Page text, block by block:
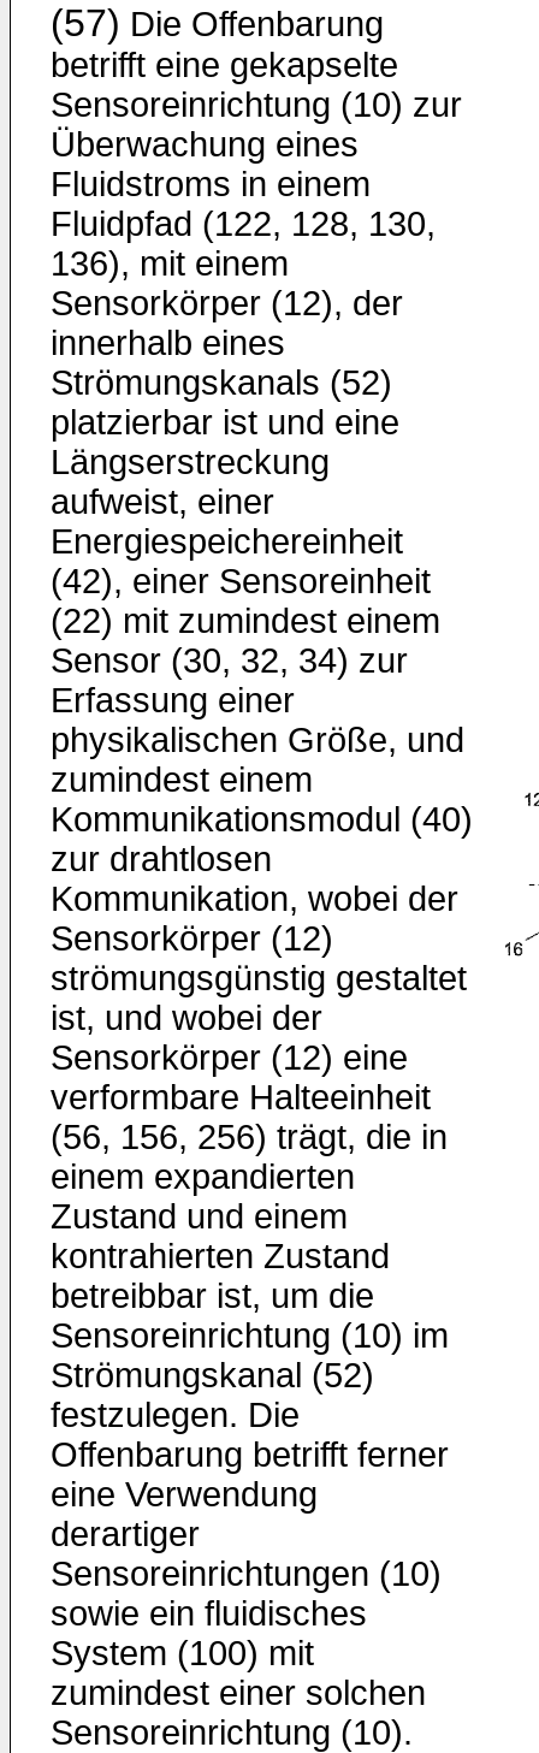
(57) Die Offenbarung
betrifft eine gekapselte
Sensoreinrichtung (10) zur
Überwachung eines
Fluidstroms in einem
Fluidpfad (122, 128, 130,
136), mit einem
Sensorkörper (12), der
innerhalb eines
Strömungskanals (52)
platzierbar ist und eine
Längserstreckung
aufweist, einer
Energiespeichereinheit
(42), einer Sensoreinheit
(22) mit zumindest einem
Sensor (30, 32, 34) zur
Erfassung einer
physikalischen Größe, und
zumindest einem
Kommunikationsmodul (40)
zur drahtlosen
Kommunikation, wobei der
Sensorkörper (12)
strömungsgünstig gestaltet
ist, und wobei der
Sensorkörper (12) eine
verformbare Halteeinheit
(56, 156, 256) trägt, die in
einem expandierten
Zustand und einem
kontrahierten Zustand
betreibbar ist, um die
Sensoreinrichtung (10) im
Strömungskanal (52)
festzulegen. Die
Offenbarung betrifft ferner
eine Verwendung
derartiger
Sensoreinrichtungen (10)
sowie ein fluidisches
System (100) mit
zumindest einer solchen
Sensoreinrichtung (10).